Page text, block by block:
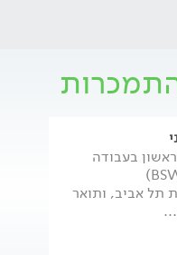
בעבודה
סוציאלית (BSW)
תל אביב, ותואר